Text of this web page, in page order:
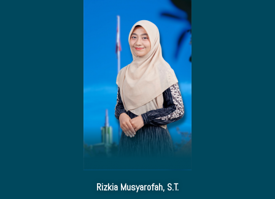
Rizkia Musyarofah, S.T.